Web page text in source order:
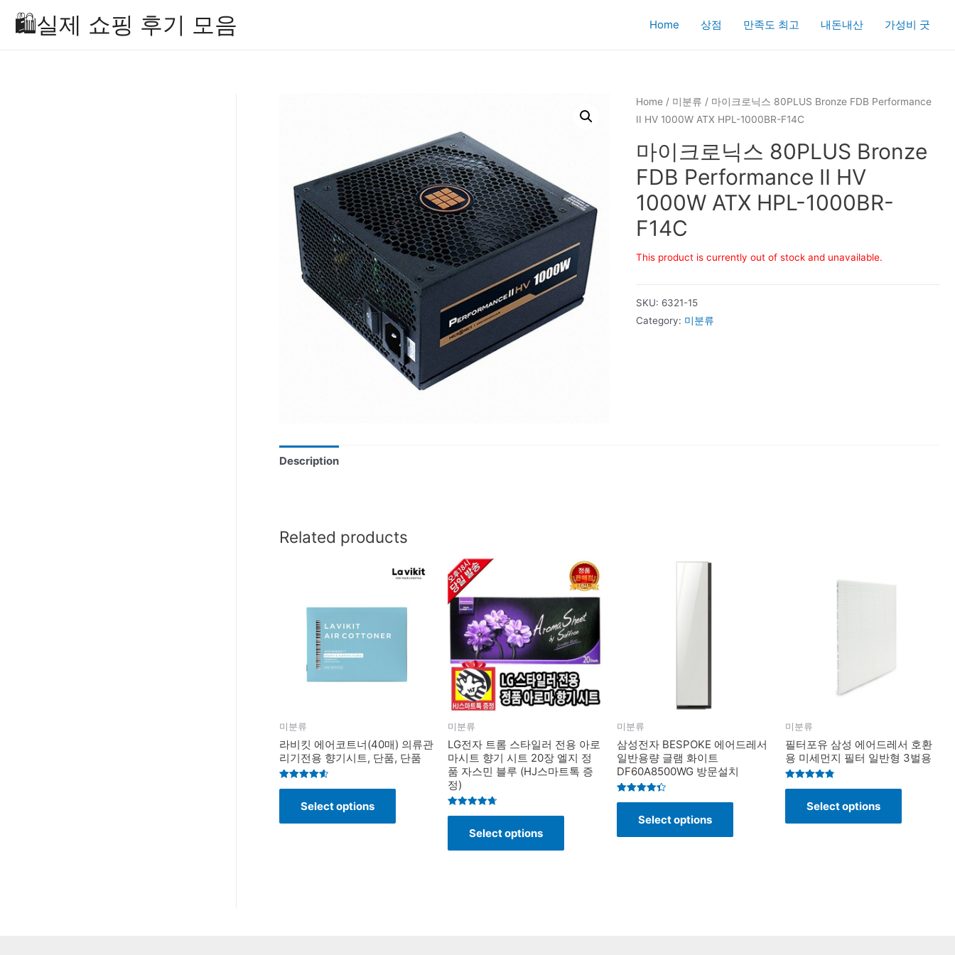
Skip
🛍️실제 쇼핑 후기 모음 Home 상점 만족도 최고 내돈내산 가성비 굿
Home / 미분류 / 마이크로닉스 80PLUS Bronze FDB Performance
II HV 1000W ATX HPL-1000BR-F14C
마이크로닉스 80PLUS Bronze
FDB Performance II HV
1000W ATX HPL-1000BR-
F14C
This product is currently out of stock and unavailable.
SKU: 6321-15
Category: 미분류
Description
Related products
미분류
라비킷 에어코트너(40매) 의류관
리기전용 향기시트, 단품, 단품
Rated
out of 5Select options
미분류
LG전자 트롬 스타일러 전용 아로
마시트 향기 시트 20장 엘지 정
품 자스민 블루 (HJ스마트톡 증
정)
Rated
out of 5Select options
미분류
삼성전자 BESPOKE 에어드레서
일반용량 글램 화이트
DF60A8500WG 방문설치
Rated
out of 5Select options
미분류
필터포유 삼성 에어드레서 호환
용 미세먼지 필터 일반형 3벌용
Rated
out of 5Select options